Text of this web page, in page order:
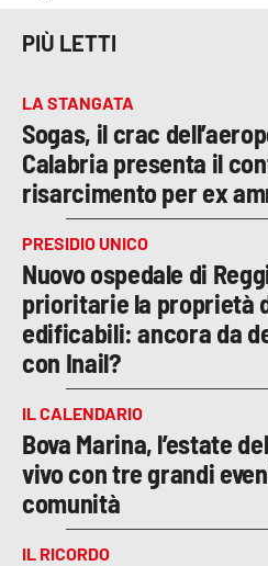
PIÙ LETTI
LA STANGATA
Sogas, il crac
Calabria presenta il
risarcimento per ex
PRESIDIO UNICO
Nuovo ospedale di
prioritarie la proprietà
edificabili: ancora da
con Inail?
IL CALENDARIO
Bova Marina, l’estate
vivo con tre grandi
comunità
IL RICORDO